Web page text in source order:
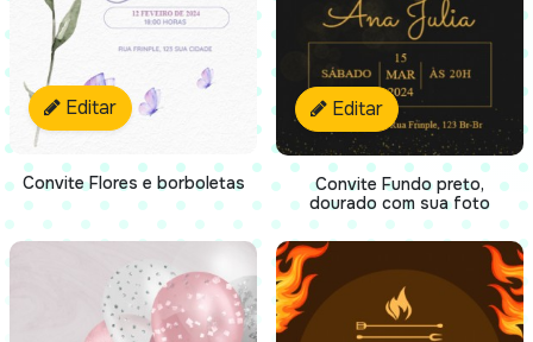
Editar
Convite Flores e borboletas
Editar
Convite Fundo preto,
dourado com sua foto